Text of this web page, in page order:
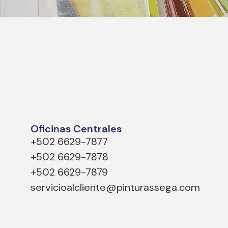
Oficinas Centrales
+502 6629-7877
+502 6629-7878
+502 6629-7879
servicioalcliente@pinturassega.com